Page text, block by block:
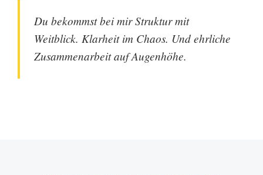
Du bekommst bei mir Struktur mit
Weitblick. Klarheit im Chaos. Und ehrliche
Zusammenarbeit auf Augenhöhe.